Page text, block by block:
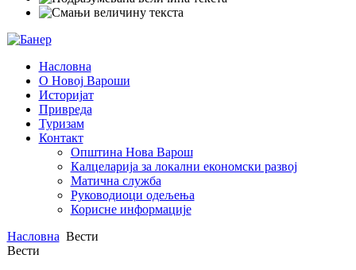
Насловна
О Новој Вароши
Историјат
Привреда
Туризам
Контакт
Општина Нова Варош
Калцеларија за локални економски развој
Матична служба
Руководиоци одељења
Корисне информације
Насловна Вести
Вести